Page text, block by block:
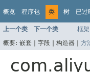
概览 程序包 类 树 已过
上一个类 下一个类 框架
概要: 嵌套 | 字段 | 构造器 | 方